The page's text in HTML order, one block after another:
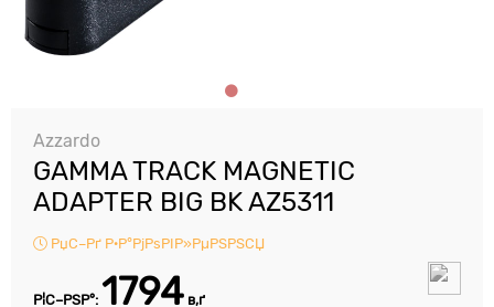
Azzardo
GAMMA TRACK MAGNETIC
ADAPTER BIG BK AZ5311
РџС–Рґ Р·Р°РјРѕРІР»РµРЅРЅСЏ
Р¦С–РЅР°: 1794 в‚ґ